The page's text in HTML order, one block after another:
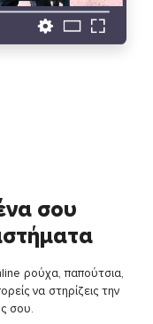
σου
ρούχα, παπούτσια,
να στηρίζεις την
σου.